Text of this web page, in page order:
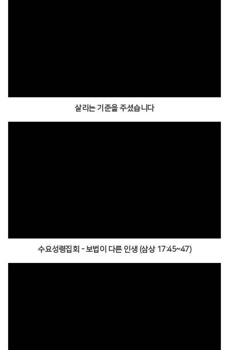
살리는 기준을 주셨습니다
수요성령집회 - 보법이 다른 인생 (삼상 17:45~47)